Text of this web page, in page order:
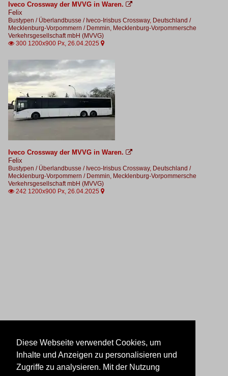
Iveco Crossway der MVVG in Waren. 
Felix
Bustypen / Überlandbusse / Iveco-Irisbus Crossway, Deutschland /
Mecklenburg-Vorpommern / Demmin, Mecklenburg-Vorpommersche
Verkehrsgesellschaft mbH (MVVG)
 300 1200x900 Px, 26.04.2025 
Iveco Crossway der MVVG in Waren. 
Felix
Bustypen / Überlandbusse / Iveco-Irisbus Crossway, Deutschland /
Mecklenburg-Vorpommern / Demmin, Mecklenburg-Vorpommersche
Verkehrsgesellschaft mbH (MVVG)
 242 1200x900 Px, 26.04.2025 
Diese Webseite verwendet Cookies, um
Inhalte und Anzeigen zu personalisieren und
Zugriffe zu analysieren. Mit der Nutzung